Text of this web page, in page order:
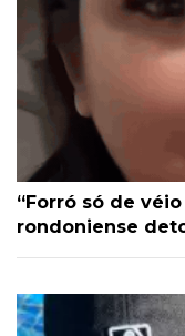
“Forró só de
rondoniense